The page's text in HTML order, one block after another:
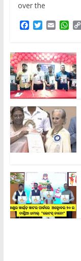
over the
F
e
b
o
o
k
T
t
t
e
r
E
i
l
W
t
s
A
p
p